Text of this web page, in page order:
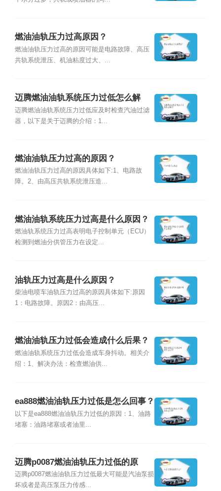
燃油油轨压力过高原因？
燃油油轨压力过高的原因可能是电路故障、高压
共轨系统泄压、机油粘度过大、...
迈腾燃油油轨系统压力过低怎么解
决？
迈腾燃油油轨系统压力过低应及时检查汽油过滤
器，以下是关于迈腾的介绍：1...
燃油油轨压力过高的原因？
燃油油轨压力过高的原因具体如下:1、电路故
障。2、由高压共轨系统泄压造...
燃油油轨系统压力过高是什么原因？
燃油轨系统压力过高表明电子控制单元（ECU）
检测到燃油分供管压力在设定...
油轨压力过高是什么原因？
柴油电喷车油轨压力过高的原因具体如下:原因
1：电路故障。原因2：由高压...
燃油油轨压力过低会造成什么后果？
燃油油轨系统压力过低会造成车身抖动。相关介
绍：1、解决办法：检查燃油供...
ea888燃油油轨压力过低是怎么回事？
以下是ea888燃油油轨压力过低的原因：1、油路
堵塞：油路堵塞或者油里...
迈腾p0087燃油油轨压力过低的原
因？
迈腾p0087燃油油轨压力过低最大可能是汽油泵损
坏或者是高压泵压力传感...